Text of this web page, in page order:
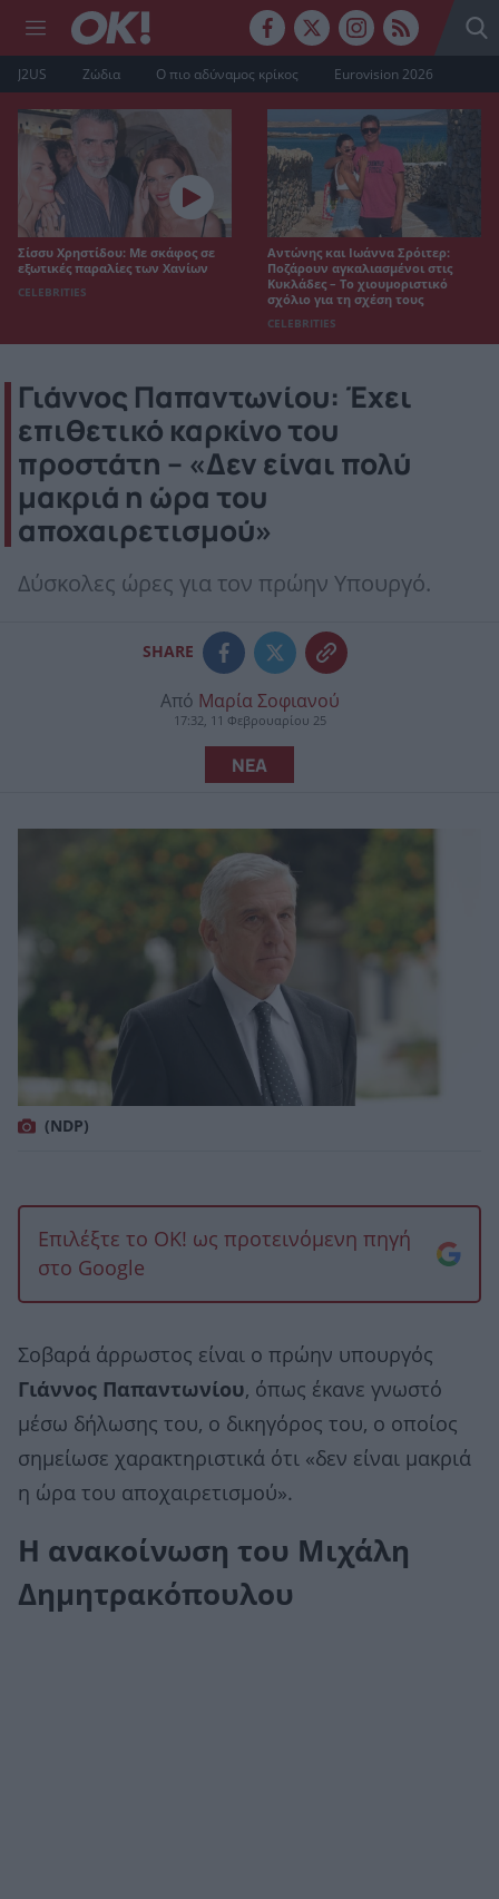
J2US Ζώδια Ο πιο αδύναμος κρίκος Eurovision 2026
Σίσσυ Χρηστίδου: Με σκάφος σε
εξωτικές παραλίες των Χανίων
CELEBRITIES
Αντώνης και Ιωάννα Σρόιτερ:
Ποζάρουν αγκαλιασμένοι στις
Κυκλάδες – Το χιουμοριστικό
σχόλιο για τη σχέση τους
CELEBRITIES
Γιάννος Παπαντωνίου: Έχει
επιθετικό καρκίνο του
προστάτη – «Δεν είναι πολύ
μακριά η ώρα του
αποχαιρετισμού»
Δύσκολες ώρες για τον πρώην Υπουργό.
SHARE
Από Μαρία Σοφιανού
17:32, 11 Φεβρουαρίου 25
ΝΕΑ
(NDP)
Επιλέξτε το OK! ως προτεινόμενη πηγή
στο Google
Σοβαρά άρρωστος είναι ο πρώην υπουργός
Γιάννος Παπαντωνίου, όπως έκανε γνωστό
μέσω δήλωσης του, ο δικηγόρος του, ο οποίος
σημείωσε χαρακτηριστικά ότι «δεν είναι μακριά
η ώρα του αποχαιρετισμού».
Η ανακοίνωση του Μιχάλη
Δημητρακόπουλου